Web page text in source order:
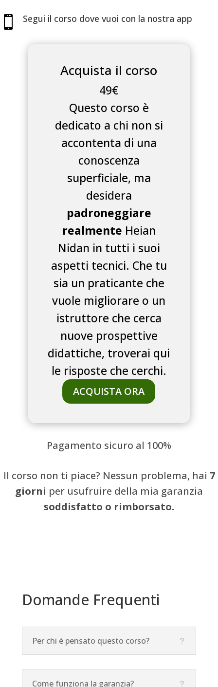
 Segui il corso dove vuoi con la nostra app
Acquista il corso
49€
Questo corso è
dedicato a chi non si
accontenta di una
conoscenza
superficiale, ma
desidera
padroneggiare
realmente Heian
Nidan in tutti i suoi
aspetti tecnici. Che tu
sia un praticante che
vuole migliorare o un
istruttore che cerca
nuove prospettive
didattiche, troverai qui
le risposte che cerchi.
ACQUISTA ORA
Pagamento sicuro al 100%
Il corso non ti piace? Nessun problema, hai 7
giorni per usufruire della mia garanzia
soddisfatto o rimborsato.
Domande Frequenti
Per chi è pensato questo corso?
Come funziona la garanzia?